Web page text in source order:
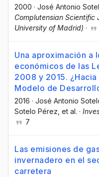
2000 · José Antonio
Complutensian Scientific
University of Madrid) ·
Una aproximación a
económicos de las
2008 y 2015.
Modelo de
2016 · José Antonio
Sotelo Pérez , et al. ·
7
Las emisiones de
invernadero en el
carretera